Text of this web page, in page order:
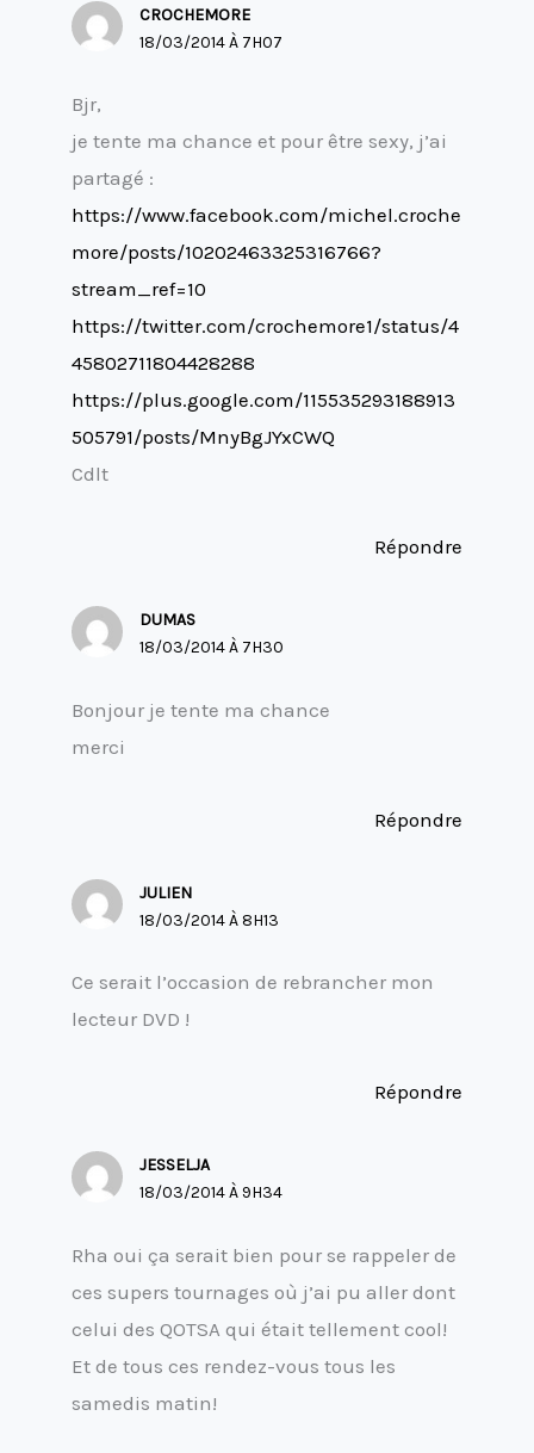
CROCHEMORE
18/03/2014 À 7H07
Bjr,
je tente ma chance et pour être sexy, j’ai
partagé :
https://www.facebook.com/michel.croche
more/posts/10202463325316766?
stream_ref=10
https://twitter.com/crochemore1/status/4
45802711804428288
https://plus.google.com/115535293188913
505791/posts/MnyBgJYxCWQ
Cdlt
Répondre
DUMAS
18/03/2014 À 7H30
Bonjour je tente ma chance
merci
Répondre
JULIEN
18/03/2014 À 8H13
Ce serait l’occasion de rebrancher mon
lecteur DVD !
Répondre
JESSELJA
18/03/2014 À 9H34
Rha oui ça serait bien pour se rappeler de
ces supers tournages où j’ai pu aller dont
celui des QOTSA qui était tellement cool!
Et de tous ces rendez-vous tous les
samedis matin!